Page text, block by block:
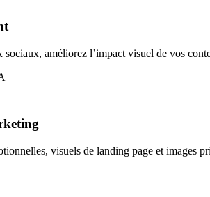
améliorez l’impact visuel de vos
visuels de landing page et images